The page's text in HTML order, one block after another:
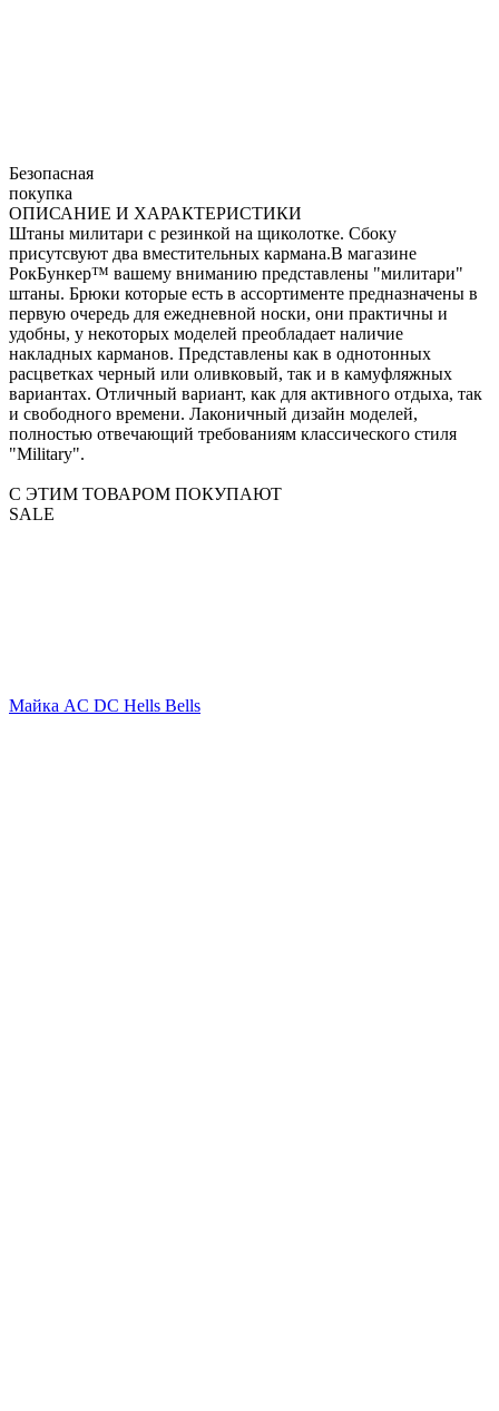
Безопасная
покупка
ОПИСАНИЕ И ХАРАКТЕРИСТИКИ
Штаны милитари с резинкой на щиколотке. Сбоку
присутсвуют два вместительных кармана.В магазине
РокБункер™ вашему вниманию представлены "милитари"
штаны. Брюки которые есть в ассортименте предназначены в
первую очередь для ежедневной носки, они практичны и
удобны, у некоторых моделей преобладает наличие
накладных карманов. Представлены как в однотонных
расцветках черный или оливковый, так и в камуфляжных
вариантах. Отличный вариант, как для активного отдыха, так
и свободного времени. Лаконичный дизайн моделей,
полностью отвечающий требованиям классического стиля
"Military".
С ЭТИМ ТОВАРОМ ПОКУПАЮТ
SALE
Майка AC DC Hells Bells